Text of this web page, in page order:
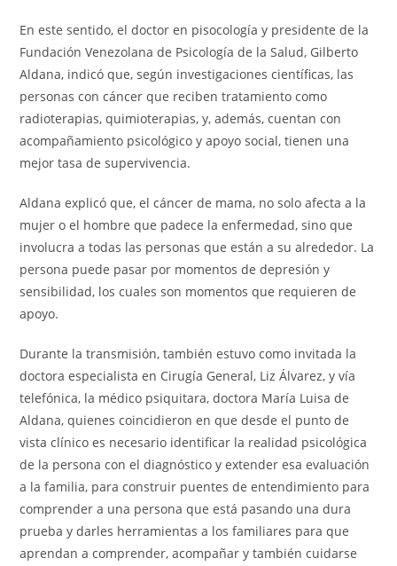
En este sentido, el doctor en pisocología y presidente de la
Fundación Venezolana de Psicología de la Salud, Gilberto
Aldana, indicó que, según investigaciones científicas, las
personas con cáncer que reciben tratamiento como
radioterapias, quimioterapias, y, además, cuentan con
acompañamiento psicológico y apoyo social, tienen una
mejor tasa de supervivencia.
Aldana explicó que, el cáncer de mama, no solo afecta a la
mujer o el hombre que padece la enfermedad, sino que
involucra a todas las personas que están a su alrededor. La
persona puede pasar por momentos de depresión y
sensibilidad, los cuales son momentos que requieren de
apoyo.
Durante la transmisión, también estuvo como invitada la
doctora especialista en Cirugía General, Liz Álvarez, y vía
telefónica, la médico psiquitara, doctora María Luisa de
Aldana, quienes coincidieron en que desde el punto de
vista clínico es necesario identificar la realidad psicológica
de la persona con el diagnóstico y extender esa evaluación
a la familia, para construir puentes de entendimiento para
comprender a una persona que está pasando una dura
prueba y darles herramientas a los familiares para que
aprendan a comprender, acompañar y también cuidarse